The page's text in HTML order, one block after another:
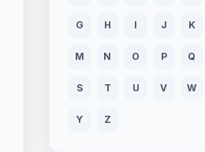
G H I J K
M N O P Q
S T U V W
Y Z